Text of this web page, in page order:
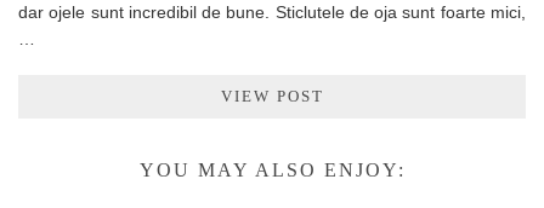
dar ojele sunt incredibil de bune. Sticlutele de oja sunt foarte mici,
VIEW POST
YOU MAY ALSO ENJOY: